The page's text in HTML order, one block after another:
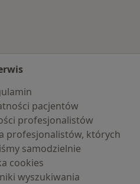
pacjentów
profesjonalistów
profesjonalistów, których
samodzielnie
cookies
wyszukiwania